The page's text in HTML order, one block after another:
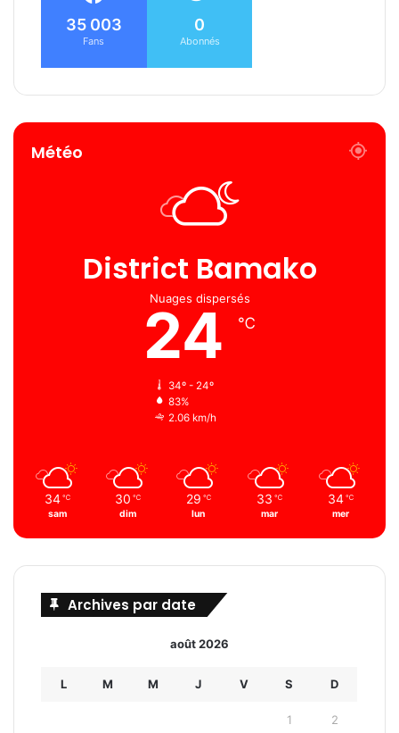
35 003
Fans
0
Abonnés
Météo
District Bamako
Nuages ​​dispersés
24 ℃
34º - 24º
83%
2.06 km/h
34 ℃
sam
30 ℃
dim
29 ℃
lun
33 ℃
mar
34 ℃
mer
Archives par date
août 2026
L M M J V S D
1 2